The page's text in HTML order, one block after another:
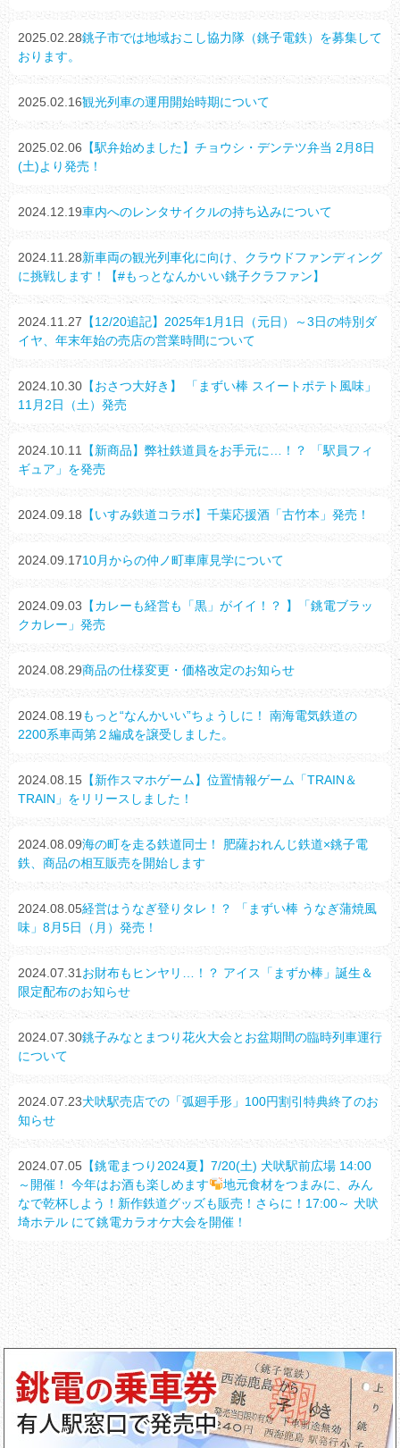
2025.02.28銚子市では地域おこし協力隊（銚子電鉄）を募集して
おります。
2025.02.16観光列車の運用開始時期について
2025.02.06 【駅弁始めました】チョウシ・デンテツ弁当 2月8日
(土)より発売！
2024.12.19車内へのレンタサイクルの持ち込みについて
2024.11.28新車両の観光列車化に向け、クラウドファンディング
に挑戦します！【#もっとなんかいい銚子クラファン】
2024.11.27 【12/20追記】2025年1月1日（元日）～3日の特別ダ
イヤ、年末年始の売店の営業時間について
2024.10.30 【おさつ大好き】 「まずい棒 スイートポテト風味」
11月2日（土）発売
2024.10.11
【新商品】弊社鉄道員をお手元に…！？ 「駅員フィ
ギュア」を発売
2024.09.18 【いすみ鉄道コラボ】千葉応援酒「古竹本」発売！
2024.09.1710月からの仲ノ町車庫見学について
2024.09.03 【カレーも経営も「黒」がイイ！？ 】「銚電ブラッ
クカレー」発売
2024.08.29商品の仕様変更・価格改定のお知らせ
2024.08.19もっと“なんかいい”ちょうしに！ 南海電気鉄道の
2200系車両第２編成を譲受しました。
2024.08.15 【新作スマホゲーム】位置情報ゲーム「TRAIN＆
TRAIN」をリリースしました！
2024.08.09海の町を走る鉄道同士！ 肥薩おれんじ鉄道×銚子電
鉄、商品の相互販売を開始します
2024.08.05経営はうなぎ登りタレ！？ 「まずい棒 うなぎ蒲焼風
味」8月5日（月）発売！
2024.07.31 お財布もヒンヤリ…！？ アイス「まずか棒」誕生＆
限定配布のお知らせ
2024.07.30銚子みなとまつり花火大会とお盆期間の臨時列車運行
について
2024.07.23犬吠駅売店での「弧廻手形」100円割引特典終了のお
知らせ
2024.07.05 【銚電まつり2024夏】7/20(土) 犬吠駅前広場 14:00
～開催！ 今年はお酒も楽しめます
地元食材をつまみに、みん
なで乾杯しよう！新作鉄道グッズも販売！さらに！17:00～ 犬吠
埼ホテル にて銚電カラオケ大会を開催！